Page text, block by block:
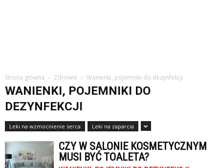
Strona główna Zdrowie Wanienki, pojemniki do dezynfekcji
WANIENKI, POJEMNIKI DO
DEZYNFEKCJI
Leki na wzmocnienie serca Leki na zaparcia
CZY W SALONIE KOSMETYCZNYM
MUSI BYĆ TOALETA?